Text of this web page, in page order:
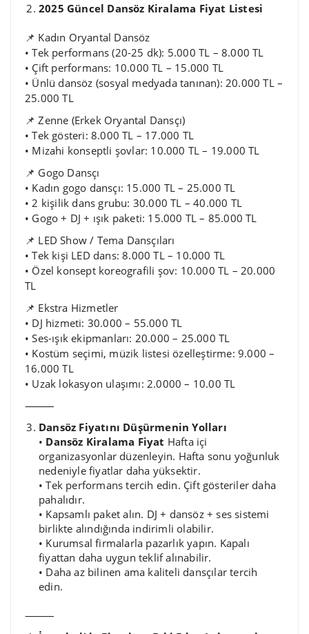
2025 Güncel Dansöz Kiralama Fiyat Listesi
📌 Kadın Oryantal Dansöz
• Tek performans (20-25 dk): 5.000 TL – 8.000 TL
• Çift performans: 10.000 TL – 15.000 TL
• Ünlü dansöz (sosyal medyada tanınan): 20.000 TL –
25.000 TL
📌 Zenne (Erkek Oryantal Dansçı)
• Tek gösteri: 8.000 TL – 17.000 TL
• Mizahi konseptli şovlar: 10.000 TL – 19.000 TL
📌 Gogo Dansçı
• Kadın gogo dansçı: 15.000 TL – 25.000 TL
• 2 kişilik dans grubu: 30.000 TL – 40.000 TL
• Gogo + DJ + ışık paketi: 15.000 TL – 85.000 TL
📌 LED Show / Tema Dansçıları
• Tek kişi LED dans: 8.000 TL – 10.000 TL
• Özel konsept koreografili şov: 10.000 TL – 20.000
TL
📌 Ekstra Hizmetler
• DJ hizmeti: 30.000 – 55.000 TL
• Ses-ışık ekipmanları: 20.000 – 25.000 TL
• Kostüm seçimi, müzik listesi özelleştirme: 9.000 –
16.000 TL
• Uzak lokasyon ulaşımı: 2.0000 – 10.00 TL
⸻
Dansöz Fiyatını Düşürmenin Yolları
• Dansöz Kiralama Fiyat Hafta içi
organizasyonlar düzenleyin. Hafta sonu yoğunluk
nedeniyle fiyatlar daha yüksektir.
• Tek performans tercih edin. Çift gösteriler daha
pahalıdır.
• Kapsamlı paket alın. DJ + dansöz + ses sistemi
birlikte alındığında indirimli olabilir.
• Kurumsal firmalarla pazarlık yapın. Kapalı
fiyattan daha uygun teklif alınabilir.
• Daha az bilinen ama kaliteli dansçılar tercih
edin.
⸻